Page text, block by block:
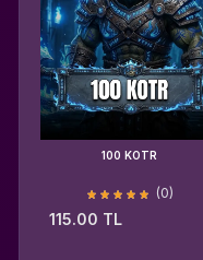
100 KOTR
(0)
115.00 TL